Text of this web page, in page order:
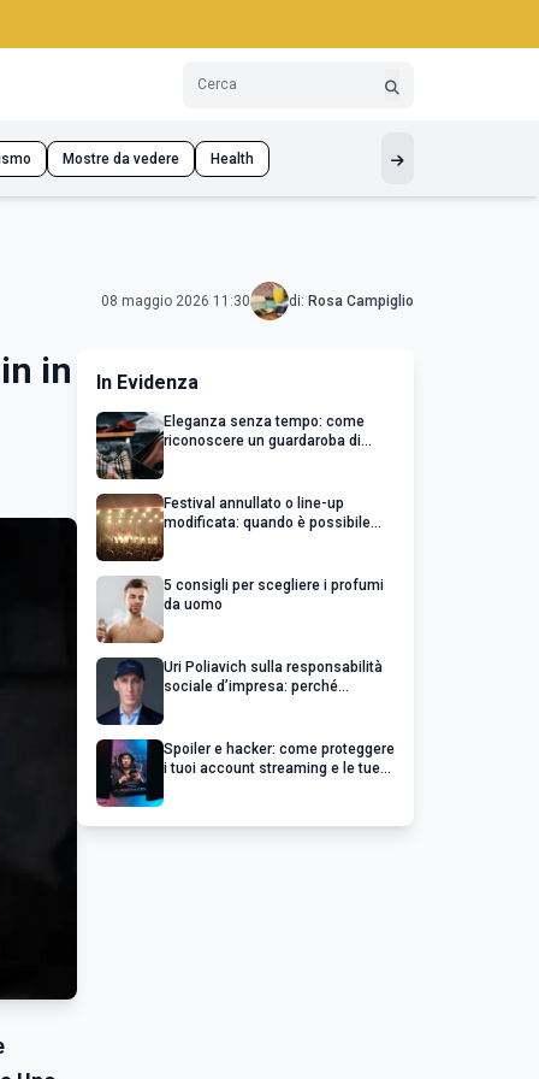
Mostre da vedere Health
08 maggio 2026 11:30 di: Rosa Campiglio
in
In Evidenza
Eleganza senza tempo: come
riconoscere un guardaroba di
Festival annullato o line-up
modificata: quando è possibile
5 consigli per scegliere i profumi
da uomo
Uri Poliavich sulla responsabilità
sociale d’impresa: perché
Spoiler e hacker: come proteggere
i tuoi account streaming e le tue